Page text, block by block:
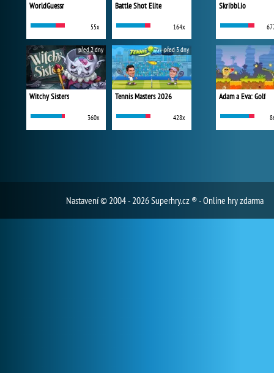
WorldGuessr
55x
Battle Shot Elite
164x
Witchy Sisters
360x
před 2 dny
Tennis Masters 2026
428x
před 3 dny
Skribbl.io
Adam a Eva: Golf
Nastavení© 2004 - 2026 Superhry.cz ® - Online hry zdarma